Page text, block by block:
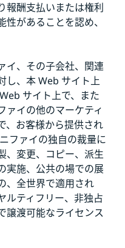
報酬支払いまたは権利
があることを認め、
イ、その子会社、関連
し、本 Web サイト上
サイト上で、また
ァイの他のマーケティ
、お客様から提供され
ファイの独自の裁量に
、変更、コピー、派生
実施、公共の場での展
、全世界で適用され
ルティフリー、非独占
譲渡可能なライセンス